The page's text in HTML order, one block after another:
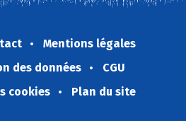
Mentions légales
des données
CGU
cookies
Plan du site